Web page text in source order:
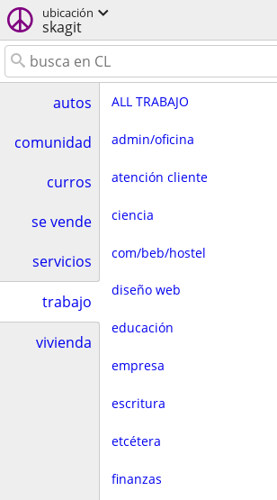
ubicación
skagit
autos
comunidad
curros
se vende
servicios
trabajo
vivienda
ALL TRABAJO
admin/oficina
atención cliente
ciencia
com/beb/hostel
diseño web
educación
empresa
escritura
etcétera
finanzas